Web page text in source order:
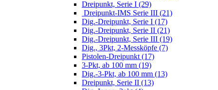
Dreipunkt, Serie I (29)
Dreipunkt-IMS Serie III (21)
Dig.-Dreipunkt, Serie I (17)
Dig.-Dreipunkt, Serie II (21)
Dig.-Dreipunkt, Serie III (19)
Dig., 3Pkt, 2-Messköpfe (7)
Pistolen-Dreipunkt (17)
3-Pkt, ab 100 mm (19)
Dig.-3-Pkt, ab 100 mm (13)
Dreipunkt, Serie II (13)